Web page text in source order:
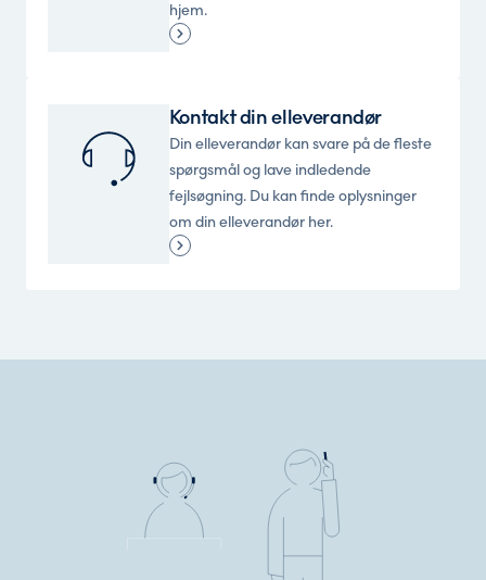
hjem.
Kontakt din elleverandør
Din elleverandør kan svare på de fleste
spørgsmål og lave indledende
fejlsøgning. Du kan finde oplysninger
om din elleverandør her.